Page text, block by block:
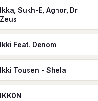
Ikka, Sukh-E, Aghor, Dr
Zeus
Ikki Feat. Denom
Ikki Tousen - Shela
IKKON